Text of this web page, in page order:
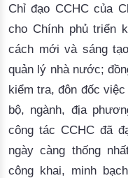
Chỉ đạo CCHC của
cho Chính phủ triển
cách mới và sáng
quản lý nhà nước;
kiểm tra, đôn đốc
bộ, ngành, địa
công tác CCHC đã
ngày càng thống
công khai, minh